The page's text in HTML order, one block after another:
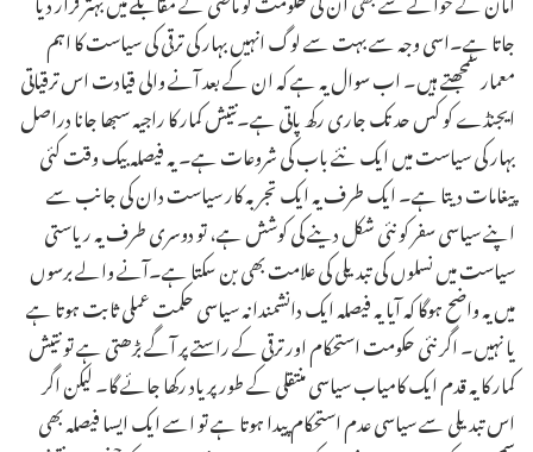
جاتا ہے۔اسی وجہ سے بہت سے لوگ انہیں بہار کی ترقی کی سیاست کا اہم
معمار سمجھتے ہیں۔ اب سوال یہ ہے کہ ان کے بعد آنے والی قیادت اس ترقیاتی
ایجنڈے کو کس حد تک جاری رکھ پاتی ہے۔نتیش کمار کا راجیہ سبھا جانا دراصل
بہار کی سیاست میں ایک نئے باب کی شروعات ہے۔ یہ فیصلہ بیک وقت کئی
پیغامات دیتا ہے۔ ایک طرف یہ ایک تجربہ کار سیاست دان کی جانب سے
اپنے سیاسی سفر کو نئی شکل دینے کی کوشش ہے، تو دوسری طرف یہ ریاستی
سیاست میں نسلوں کی تبدیلی کی علامت بھی بن سکتا ہے۔آنے والے برسوں
میں یہ واضح ہوگا کہ آیا یہ فیصلہ ایک دانشمندانہ سیاسی حکمت عملی ثابت ہوتا ہے
یا نہیں۔ اگر نئی حکومت استحکام اور ترقی کے راستے پر آگے بڑھتی ہے تو نتیش
کمار کا یہ قدم ایک کامیاب سیاسی منتقلی کے طور پر یاد رکھا جائے گا۔ لیکن اگر
اس تبدیلی سے سیاسی عدم استحکام پیدا ہوتا ہے تو اسے ایک ایسا فیصلہ بھی